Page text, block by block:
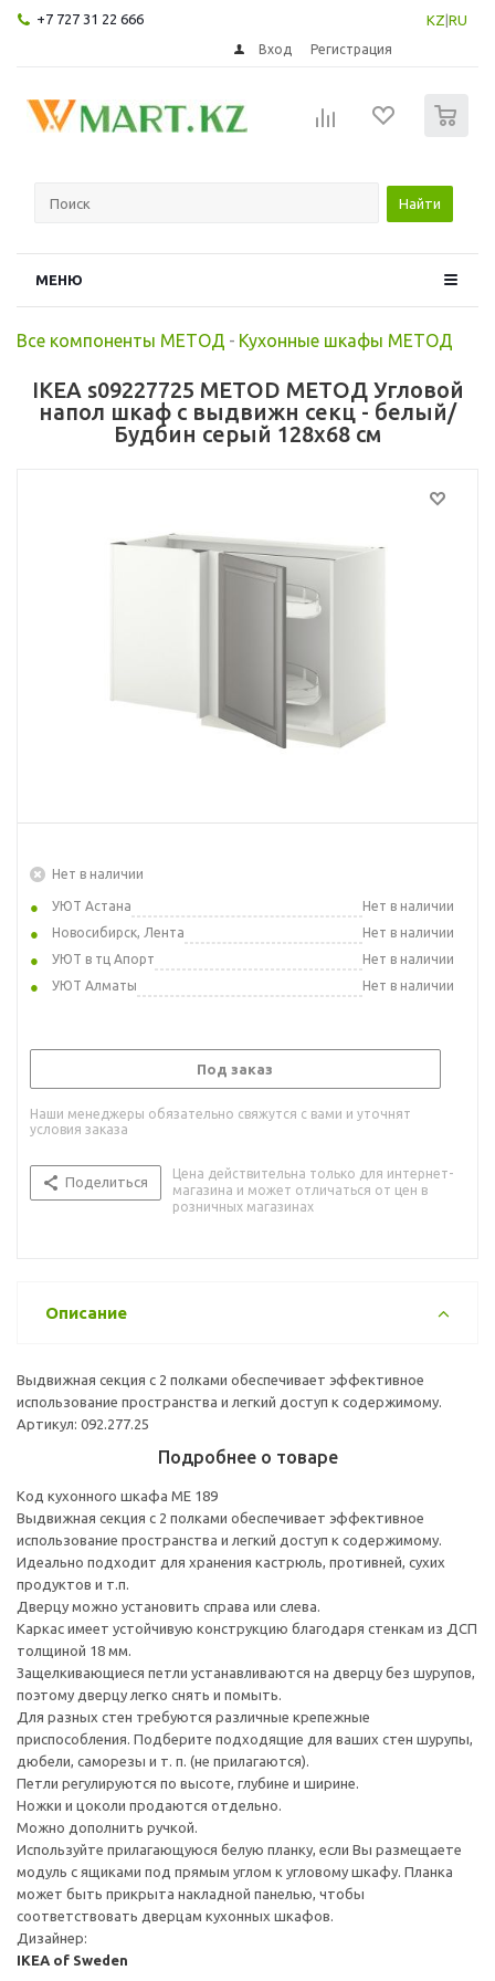
+7 727 31 22 666 KZ RU
Вход Регистрация
Найти
МЕНЮ
Все компоненты МЕТОД - Кухонные шкафы МЕТОД
IKEA s09227725 METOD МЕТОД Угловой
напол шкаф с выдвижн секц - белый/
Будбин серый 128x68 см
Нет в наличии
УЮТ Астана
Нет в наличии
Новосибирск, Лента
Нет в наличии
УЮТ в тц Апорт
Нет в наличии
УЮТ Алматы
Нет в наличии
Под заказ
Наши менеджеры обязательно свяжутся с вами и уточнят
условия заказа
Поделиться
Цена действительна только для интернет-
магазина и может отличаться от цен в
розничных магазинах
Описание
Выдвижная секция с 2 полками обеспечивает эффективное
использование пространства и легкий доступ к содержимому.
Артикул: 092.277.25
Подробнее о товаре
Код кухонного шкафа ME 189
Выдвижная секция с 2 полками обеспечивает эффективное
использование пространства и легкий доступ к содержимому.
Идеально подходит для хранения кастрюль, противней, сухих
продуктов и т.п.
Дверцу можно установить справа или слева.
Каркас имеет устойчивую конструкцию благодаря стенкам из ДСП
толщиной 18 мм.
Защелкивающиеся петли устанавливаются на дверцу без шурупов,
поэтому дверцу легко снять и помыть.
Для разных стен требуются различные крепежные
приспособления. Подберите подходящие для ваших стен шурупы,
дюбели, саморезы и т. п. (не прилагаются).
Петли регулируются по высоте, глубине и ширине.
Ножки и цоколи продаются отдельно.
Можно дополнить ручкой.
Используйте прилагающуюся белую планку, если Вы размещаете
модуль с ящиками под прямым углом к угловому шкафу. Планка
может быть прикрыта накладной панелью, чтобы
соответствовать дверцам кухонных шкафов.
Дизайнер:
IKEA of Sweden